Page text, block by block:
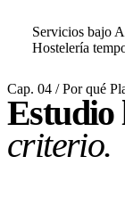
Servicios bajo
Hostelería
Cap. 04 / Por qué
Estudio
criterio.